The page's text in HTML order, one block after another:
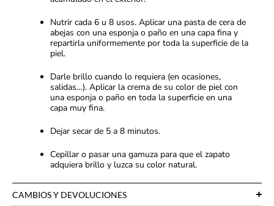
Nutrir cada 6 u 8 usos. Aplicar una pasta de cera de
abejas con una esponja o paño en una capa fina y
repartirla uniformemente por toda la superficie de la
piel.
Darle brillo cuando lo requiera (en ocasiones,
salidas…). Aplicar la crema de su color de piel con
una esponja o paño en toda la superficie en una
capa muy fina.
Dejar secar de 5 a 8 minutos.
Cepillar o pasar una gamuza para que el zapato
adquiera brillo y luzca su color natural.
CAMBIOS Y DEVOLUCIONES